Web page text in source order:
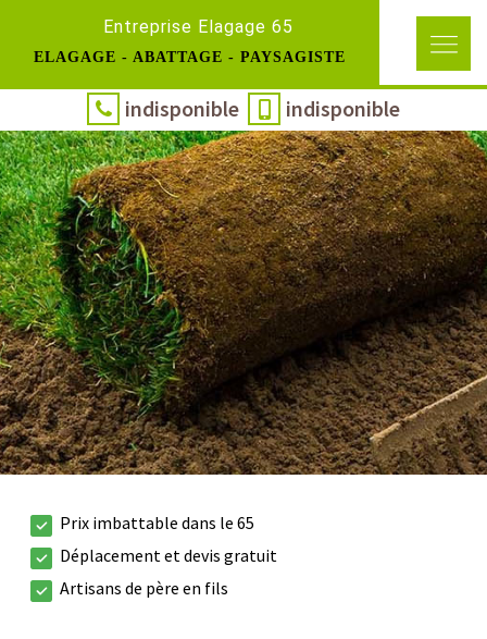
Entreprise Elagage 65
ELAGAGE - ABATTAGE - PAYSAGISTE
indisponible indisponible
Prix imbattable dans le 65
Déplacement et devis gratuit
Artisans de père en fils